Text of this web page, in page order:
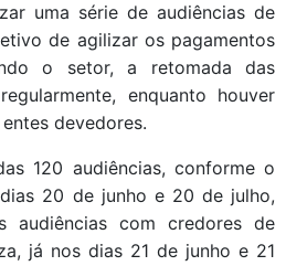
uma série de audiências de
de agilizar os pagamentos
o setor, a retomada das
enquanto houver
devedores.
120 audiências, conforme o
20 de junho e 20 de julho,
audiências com credores de
já nos dias 21 de junho e 21